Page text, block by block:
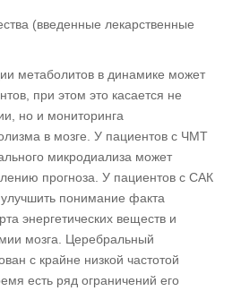
(введенные лекарственные
метаболитов в динамике может
при этом это касается не
но и мониторинга
в мозге. У пациентов с ЧМТ
микродиализа может
прогноза. У пациентов с САК
понимание факта
энергетических веществ и
мозга. Церебральный
с крайне низкой частотой
есть ряд ограничений его